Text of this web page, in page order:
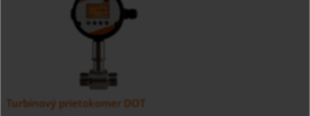
Turbínový prietokomer DOT